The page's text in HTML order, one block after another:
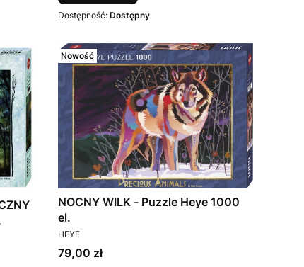
Dostępność: Dostępny
Nowość
NOCNY WILK - Puzzle Heye 1000
el.
PRODUCENT
HEYE
Cena
79,00 zł